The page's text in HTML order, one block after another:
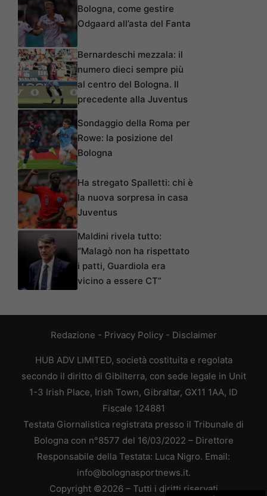
Bologna, come gestire
Odgaard all’asta del Fanta
Bernardeschi mezzala: il
numero dieci sempre più
al centro del Bologna. Il
precedente alla Juventus
Sondaggio della Roma per
Rowe: la posizione del
Bologna
Ha stregato Spalletti: chi è
la nuova sorpresa in casa
Juventus
Maldini rivela tutto:
“Malagò non ha rispettato
i patti, Guardiola era
vicino a essere CT”
Redazione - Privacy Policy- Disclaimer
HUB ADV LIMITED, società costituita e regolata
secondo il diritto di Gibilterra, con sede legale in Unit
1-3 Irish Place, Irish Town, Gibraltar, GX11 1AA, ID
Fiscale 124881
Testata Giornalistica registrata presso il Tribunale di
Bologna con n°8577 del 16/03/2022 – Direttore
Responsabile della Testata: Luca Nigro. Email:
info@bolognasportnews.it.
Copyright ©2026 – Tutti i diritti riservati